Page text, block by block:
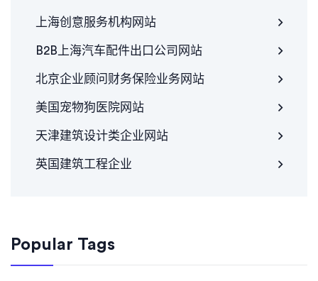
上海创意服务机构网站
B2B上海汽车配件出口公司网站
北京企业顾问财务保险业务网站
美国宠物狗医院网站
天津建筑设计类企业网站
英国建筑工程企业
Popular Tags